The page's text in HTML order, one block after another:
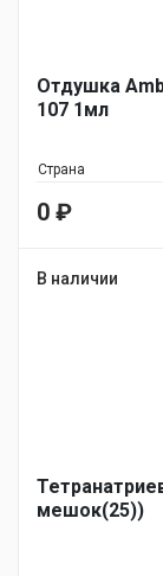
Отдушка
107 1мл
Страна
0 ₽
В наличии
мешок(25))